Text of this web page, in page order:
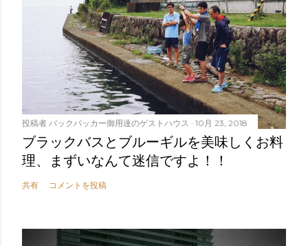
投稿者 バックパッカー御用達のゲストハウス 10月 23, 2018
ブラックバスとブルーギルを美味しくお料
理、まずいなんて迷信ですよ！！
共有 コメントを投稿